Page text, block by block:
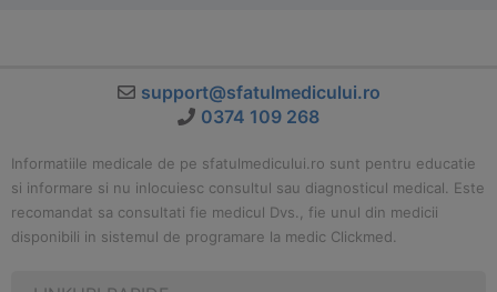
support@sfatulmedicului.ro
0374 109 268
Informatiile medicale de pe sfatulmedicului.ro sunt pentru educatie
si informare si nu inlocuiesc consultul sau diagnosticul medical. Este
recomandat sa consultati fie medicul Dvs., fie unul din medicii
disponibili in sistemul de programare la medic Clickmed.